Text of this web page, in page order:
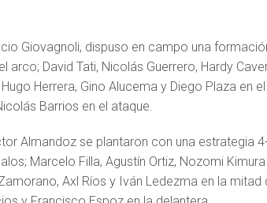
Giovagnoli, dispuso en campo una
arco; David Tati, Nicolás Guerrero, Hardy
Herrera, Gino Alucema y Diego Plaza en el
Barrios en el ataque.
Almandoz se plantaron con una estrategia
Marcelo Filla, Agustín Ortiz, Nozomi
Axl Ríos y Iván Ledezma en la mitad